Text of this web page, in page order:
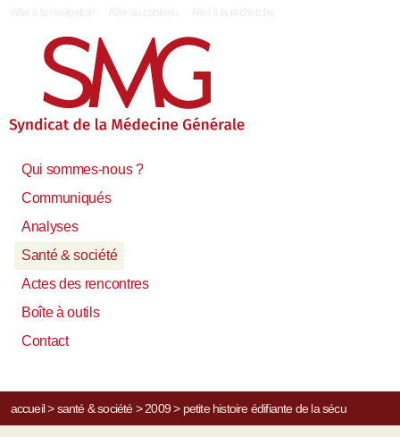
Qui sommes-nous ?
Communiqués
Analyses
Santé & société
Actes des rencontres
Boîte à outils
Contact
accueil> santé & société> 2009> petite histoire édifiante de la sécu